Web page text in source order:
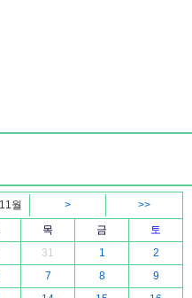
월 >
>>
목 금
토
31 1
2
7 8
9